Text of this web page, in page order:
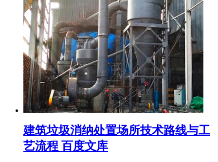
建筑垃圾消纳处置场所技术路线与工
艺流程 百度文库